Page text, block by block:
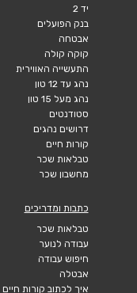
יד 2
בנק הפועלים
אבטחה
קוקה קולה
התעשייה האווירית
נהג עד 12 טון
נהג מעל 15 טון
סטודנטים
דרושים נהגים
קורות חיים
טבלאות שכר
מחשבון שכר
כתבות ומדריכים
טבלאות שכר
עבודה לנוער
חיפוש עבודה
אבטלה
איך לכתוב קורות חיים